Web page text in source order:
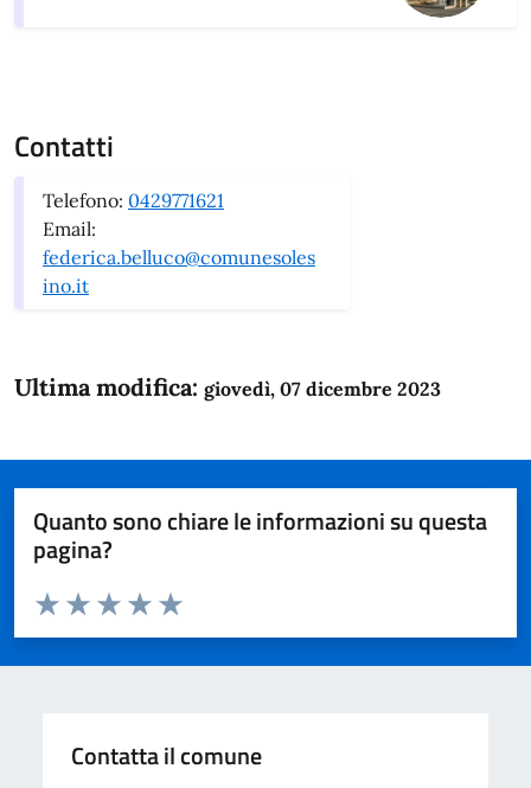
Contatti
Telefono: 0429771621
Email:
federica.belluco@comunesoles
ino.it
Ultima modifica: giovedì, 07 dicembre 2023
Quanto sono chiare le informazioni su questa
pagina?
Domanda
Valuta da 1 a 5 stelle la pagina
Valuta 5 stelle su 5
Valuta 4 stelle su 5
Valuta 3 stelle su 5
Valuta 2 stelle su 5
Valuta 1 stelle su 5
Contatta il comune